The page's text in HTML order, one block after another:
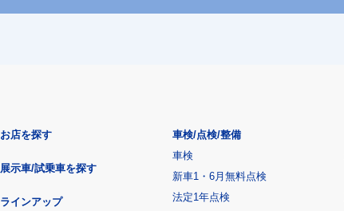
お店を探す
展示車/試乗車を探す
ラインアップ
車検/点検/整備
車検
新車1・6月無料点検
法定1年点検